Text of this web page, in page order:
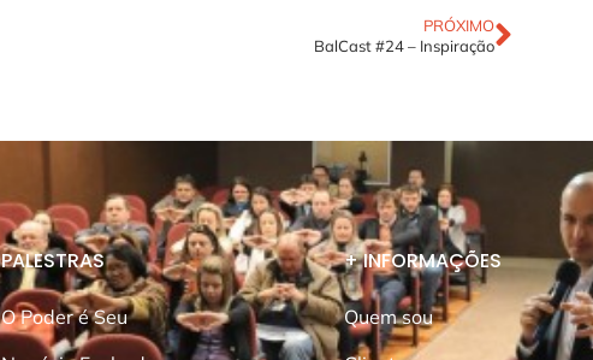
PRÓXIMO
BalCast #24 – Inspiração
PALESTRAS
O Poder é Seu
+ INFORMAÇÕES
Quem sou